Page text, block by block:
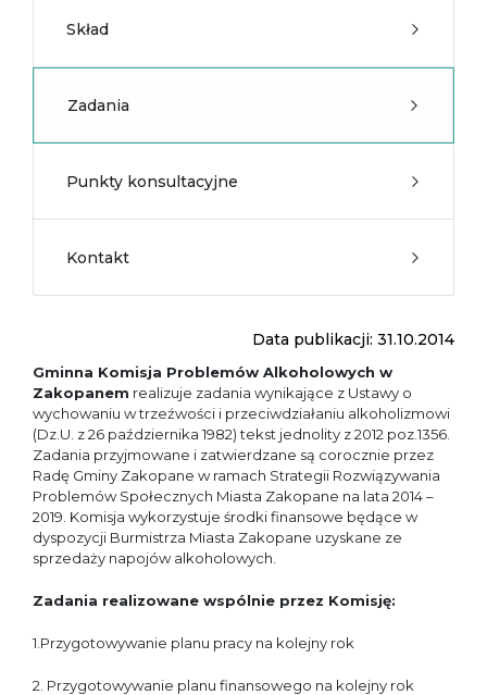
Skład
Zadania
Punkty konsultacyjne
Kontakt
Data publikacji: 31.10.2014
Gminna Komisja Problemów Alkoholowych w
Zakopanem realizuje zadania wynikające z Ustawy o
wychowaniu w trzeźwości i przeciwdziałaniu alkoholizmowi
(Dz.U. z 26 października 1982) tekst jednolity z 2012 poz.1356.
Zadania przyjmowane i zatwierdzane są corocznie przez
Radę Gminy Zakopane w ramach Strategii Rozwiązywania
Problemów Społecznych Miasta Zakopane na lata 2014 –
2019. Komisja wykorzystuje środki finansowe będące w
dyspozycji Burmistrza Miasta Zakopane uzyskane ze
sprzedaży napojów alkoholowych.
Zadania realizowane wspólnie przez Komisję:
1.Przygotowywanie planu pracy na kolejny rok
2. Przygotowywanie planu finansowego na kolejny rok